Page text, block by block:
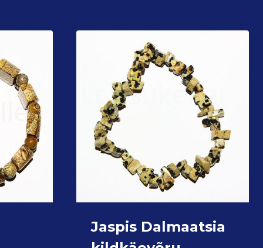
Jaspis Dalmaatsia